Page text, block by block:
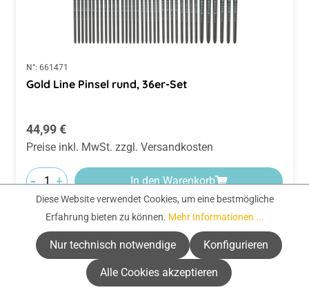
N°: 661471
Gold Line Pinsel rund, 36er-Set
Regulärer Preis:
44,99 €
Preise inkl. MwSt. zzgl. Versandkosten
- + In den Warenkorb
Diese Website verwendet Cookies, um eine bestmögliche
Erfahrung bieten zu können. Mehr Informationen ...
Nur technisch notwendige Konfigurieren
Alle Cookies akzeptieren